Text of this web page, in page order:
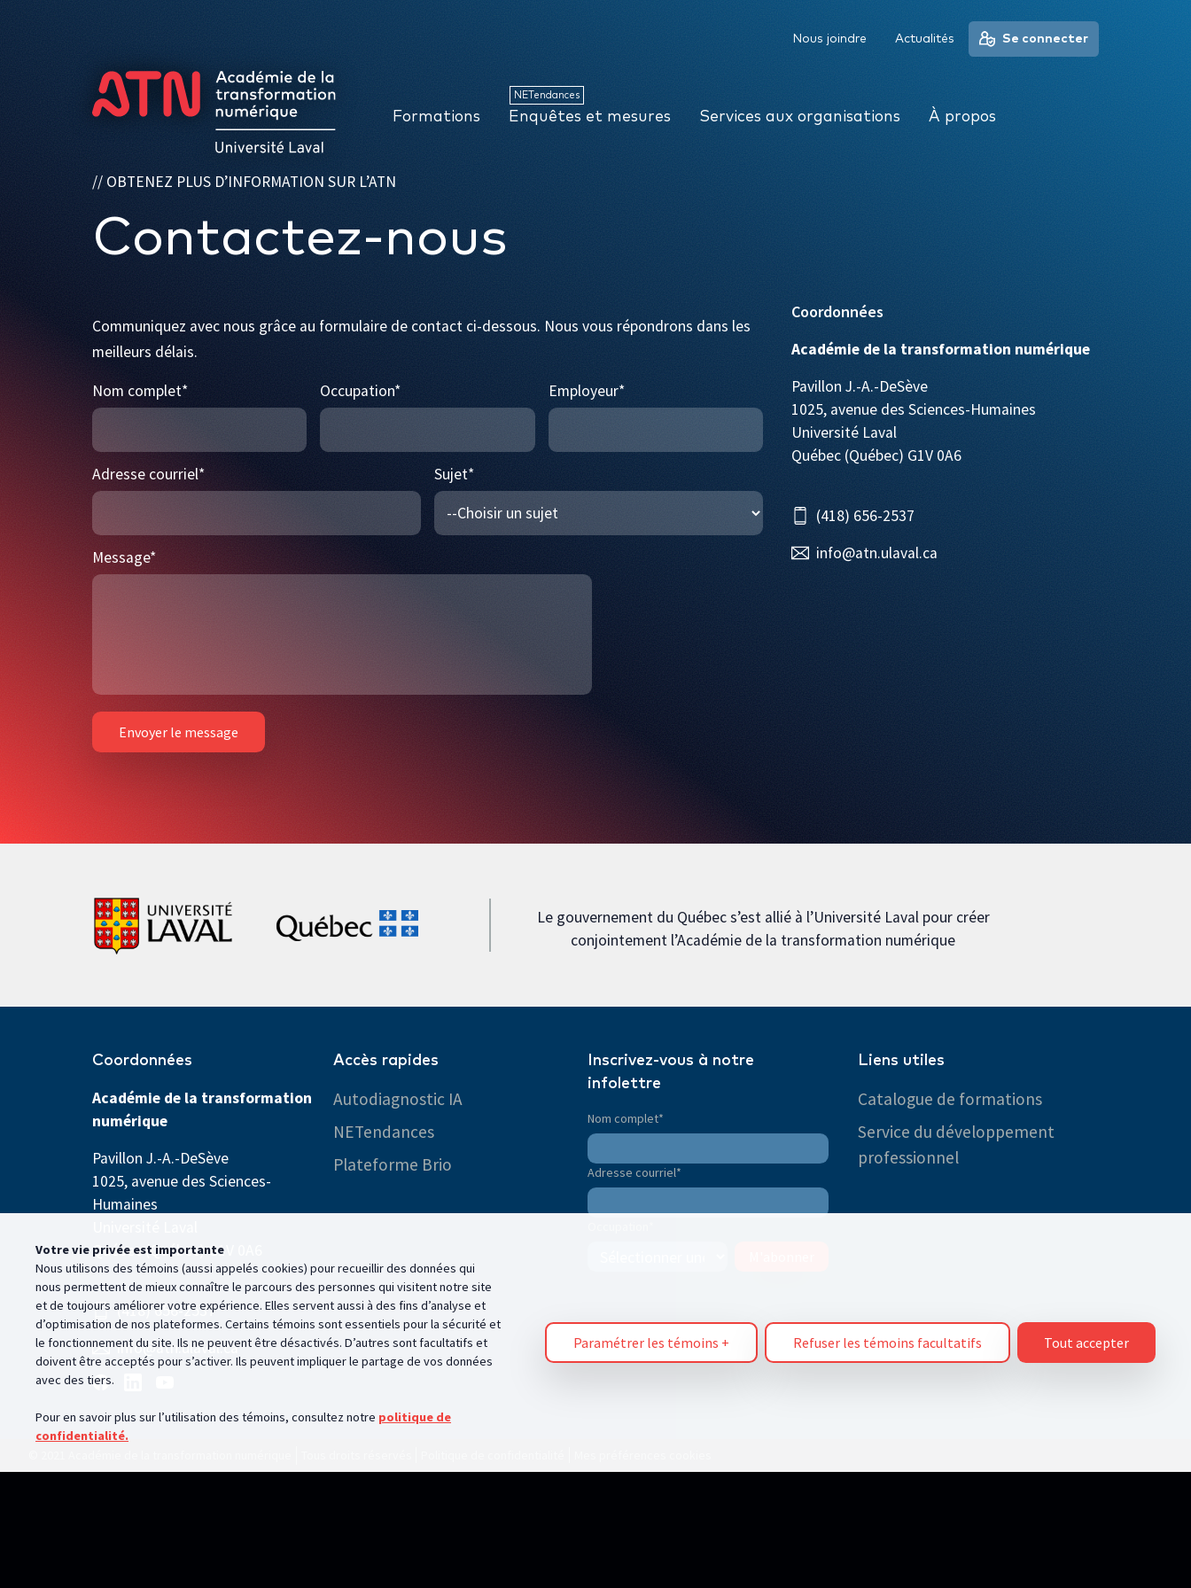
OBTENEZ PLUS D’INFORMATION SUR L’ATN
Contactez-nous
Communiquez avec nous grâce au formulaire de contact ci-dessous. Nous vous répondrons dans les
meilleurs délais.
Nom complet* Occupation* Employeur*
Adresse courriel* Sujet*
Message*
Envoyer le message
Coordonnées
Académie de la transformation numérique
Pavillon J.-A.-DeSève
1025, avenue des Sciences-Humaines
Université Laval
Québec (Québec) G1V 0A6
(418) 656-2537
info@atn.ulaval.ca
Nous joindre Actualités Se connecter
Formations Enquêtes et mesures
NETendances
Services aux organisations À propos
À propos
Le gouvernement du Québec s’est allié à l’Université Laval pour créer
conjointement l’Académie de la transformation numérique
Coordonnées
Académie de la transformation
numérique
Pavillon J.-A.-DeSève
1025, avenue des Sciences-
Humaines
Québec (Québec) G1V 0A6
(418) 656-2537
info@atn.ulaval.ca
Accès rapides
Autodiagnostic IA
NETendances
Plateforme Brio
Inscrivez-vous à notre
infolettre
Nom complet*
Adresse courriel*
Liens utiles
Catalogue de formations
Service du développement
professionnel
Votre vie privée est importante
Nous utilisons des témoins (aussi appelés cookies) pour recueillir des données qui
nous permettent de mieux connaître le parcours des personnes qui visitent notre site
et de toujours améliorer votre expérience. Elles servent aussi à des fins d’analyse et
d’optimisation de nos plateformes. Certains témoins sont essentiels pour la sécurité et
le fonctionnement du site. Ils ne peuvent être désactivés. D’autres sont facultatifs et
doivent être acceptés pour s’activer. Ils peuvent impliquer le partage de vos données
avec des tiers.
Pour en savoir plus sur l’utilisation des témoins, consultez notre politique de
confidentialité.
Paramétrer les témoins + Refuser les témoins facultatifs Tout accepter